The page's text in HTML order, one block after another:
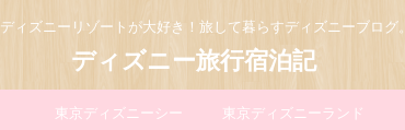
ディズニーリゾートが大好き！旅して暮らすディズニーブログ。
ディズニー旅行宿泊記
東京ディズニーシー 東京ディズニーランド